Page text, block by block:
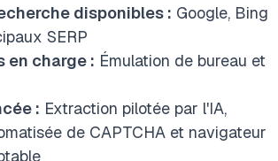
disponibles : Google, Bing
SERP
en charge : Émulation de bureau et
: Extraction pilotée par l'IA,
de CAPTCHA et navigateur